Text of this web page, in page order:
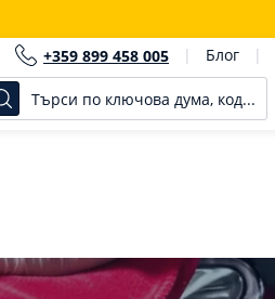
+359 899 458 005 Блог